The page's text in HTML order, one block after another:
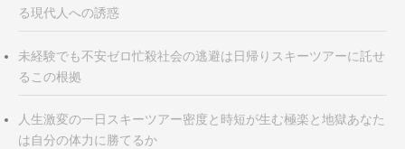
る現代人への誘惑
未経験でも不安ゼロ忙殺社会の逃避は日帰りスキーツアーに託せ
るこの根拠
人生激変の一日スキーツアー密度と時短が生む極楽と地獄あなた
は自分の体力に勝てるか